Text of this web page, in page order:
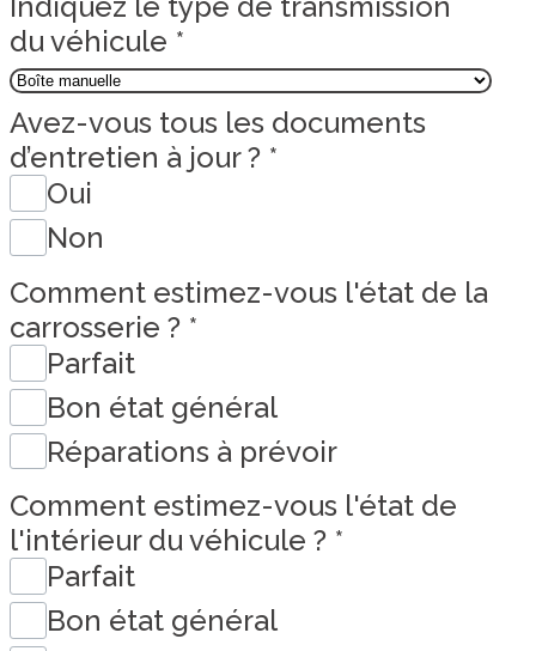
Indiquez le type de transmission
du véhicule *
Avez-vous tous les documents
d’entretien à jour ? *
Oui
Non
Comment estimez-vous l'état de la
carrosserie ? *
Parfait
Bon état général
Réparations à prévoir
Comment estimez-vous l'état de
l'intérieur du véhicule ? *
Parfait
Bon état général